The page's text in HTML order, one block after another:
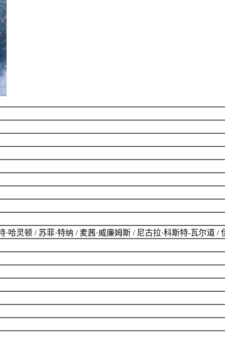
哈灵顿 / 苏菲·特纳 / 麦茜·威廉姆斯 / 尼古拉·科斯特-瓦尔道 /